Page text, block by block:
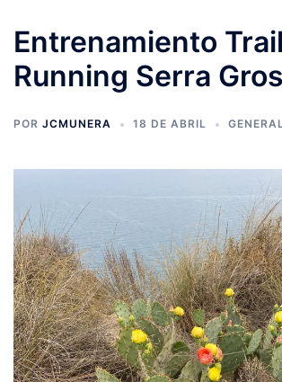
Entrenamiento Trail
Running Serra
POR JCMUNERA 18 DE ABRIL